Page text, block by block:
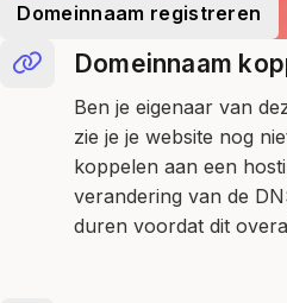
Domeinnaam registreren
Domeinnaam
Ben je eigenaar van
zie je je website nog
koppelen aan een
verandering van de
duren voordat dit